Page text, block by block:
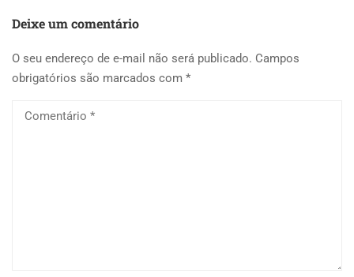
Deixe um comentário
O seu endereço de e-mail não será publicado. Campos
obrigatórios são marcados com *